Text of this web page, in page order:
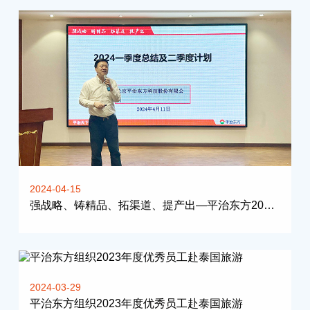
2024-04-15
强战略、铸精品、拓渠道、提产出—平治东方2024年二季度启动会于北京召开
2024-03-29
平治东方组织2023年度优秀员工赴泰国旅游